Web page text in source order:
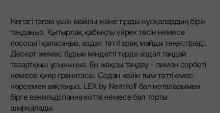
Негізгі тағам үшін майлы және тұзды нұсқалардың бірін
таңдаңыз. Қытырлақ қабықты үйрек төсін немесе
лососьті қаласаңыз, аздап тәтті арақ майды теңестіреді.
Десерт жемес бұрын міндетті түрде аздап таңдай
тазартқыш ұсыныңыз. Ең жақсы таңдау - лимон сорбеті
немесе қияр гранитасы. Содан кейін тым тәтті емес
нәрсемен аяқтаңыз. LEX by Nemiroff бал ноталарымен
бірге ванильді панна котта немесе бал торты
шырқалады.